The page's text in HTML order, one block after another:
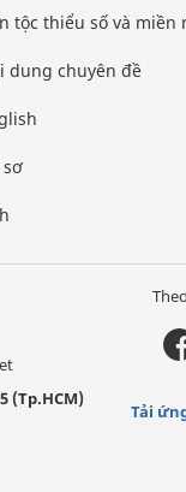
tộc thiểu số và miền
dung chuyên đề
sơ
(Tp.HCM)
Tải